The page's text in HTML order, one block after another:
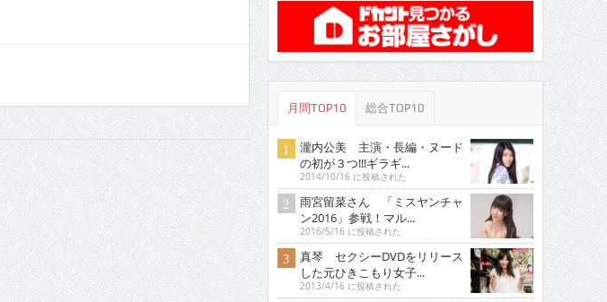
月間TOP10 総合TOP10
瀧内公美 主演・長編・ヌード
の初が３つ!!!ギラギ...
2014/10/16 に投稿された
雨宮留菜さん 「ミスヤンチャ
ン2016」参戦！マル...
2016/5/16 に投稿された
真琴 セクシーDVDをリリース
した元ひきこもり女子...
2013/4/16 に投稿された